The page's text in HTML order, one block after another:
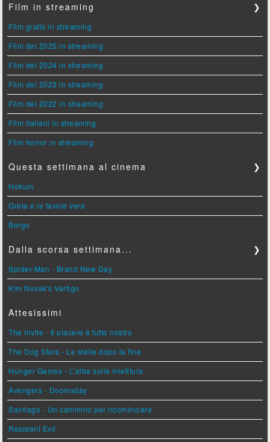
Film in streaming ❯
Film gratis in streaming
Film del 2025 in streaming
Film del 2024 in streaming
Film del 2023 in streaming
Film del 2022 in streaming
Film italiani in streaming
Film horror in streaming
Questa settimana al cinema ❯
Hokum
Greta e le favole vere
Borgo
Dalla scorsa settimana... ❯
Spider-Man - Brand New Day
Kim Novak's Vertigo
Attesissimi
The Invite - Il piacere è tutto nostro
The Dog Stars - Le stelle dopo la fine
Hunger Games - L'alba sulla mietitura
Avengers - Doomsday
Santiago - Un cammino per ricominciare
Resident Evil